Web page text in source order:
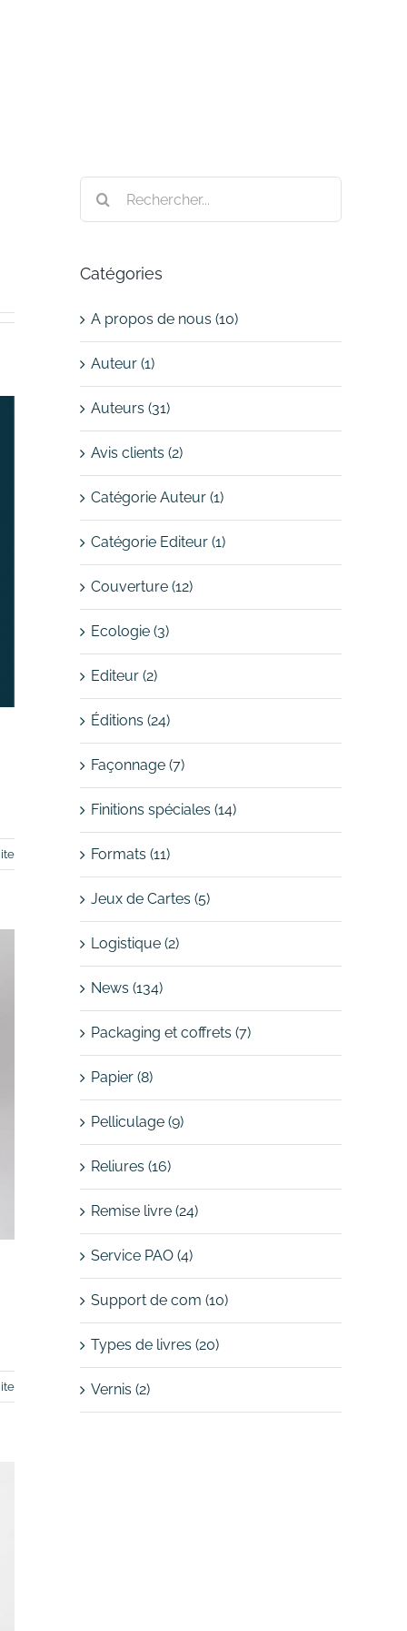
Catégories
A propos de nous (10)
Auteur (1)
Auteurs (31)
Avis clients (2)
Catégorie Auteur (1)
Catégorie Editeur (1)
Couverture (12)
Ecologie (3)
Editeur (2)
Éditions (24)
Façonnage (7)
Finitions spéciales (14)
Formats (11)
Jeux de Cartes (5)
Logistique (2)
News (134)
Packaging et coffrets (7)
Papier (8)
Pelliculage (9)
Reliures (16)
Remise livre (24)
Service PAO (4)
Support de com (10)
Types de livres (20)
Vernis (2)